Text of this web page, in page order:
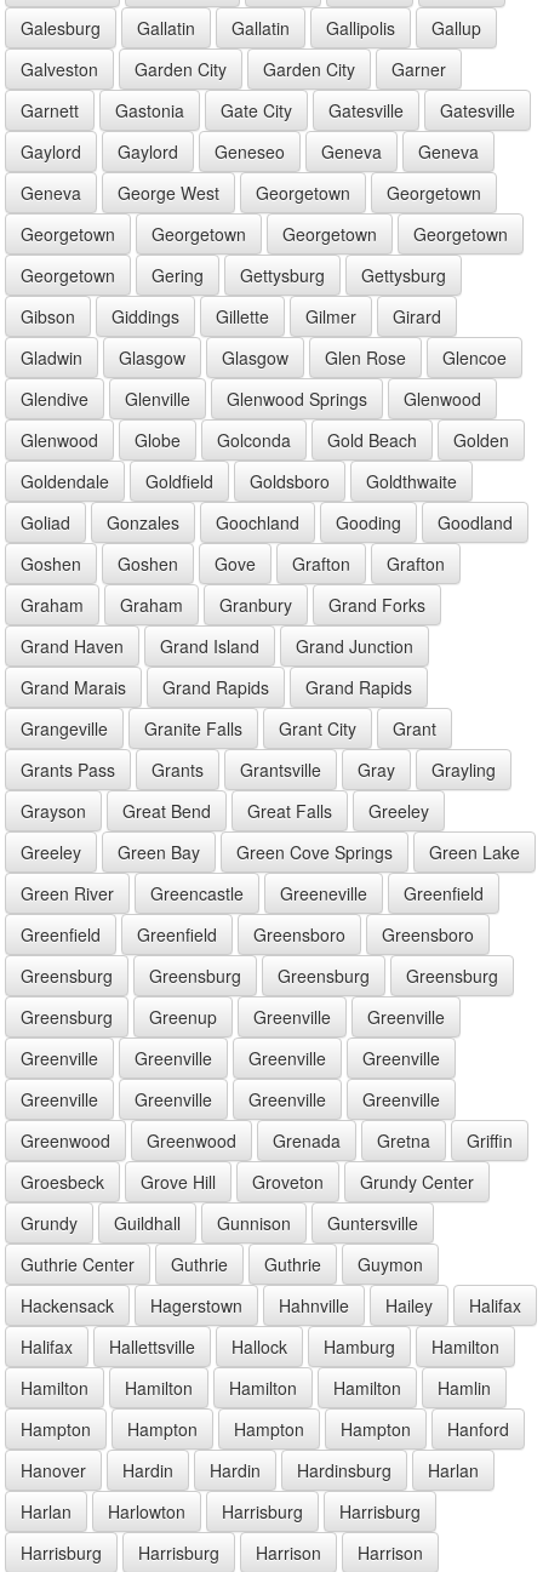
Galesburg
Gallatin Gallatin Gallipolis
Gallup
Galveston
Garden City Garden City
Garner
Garnett
Gastonia Gate City Gatesville
Gatesville
Gaylord
Gaylord Geneseo Geneva
Geneva
Geneva
George West Georgetown
Georgetown
Georgetown
Georgetown Georgetown
Georgetown
Georgetown
Gering Gettysburg
Gettysburg
Gibson
Giddings Gillette Gilmer
Girard
Gladwin
Glasgow Glasgow Glen Rose
Glencoe
Glendive
Glenville Glenwood Springs
Glenwood
Glenwood
Globe Golconda Gold Beach
Golden
Goldendale
Goldfield Goldsboro
Goldthwaite
Goliad
Gonzales Goochland Gooding
Goodland
Goshen
Goshen Gove Grafton
Grafton
Graham
Graham Granbury
Grand Forks
Grand Haven
Grand Island
Grand Junction
Grand Marais
Grand Rapids
Grand Rapids
Grangeville
Granite Falls Grant City
Grant
Grants Pass
Grants Grantsville Gray
Grayling
Grayson
Great Bend Great Falls
Greeley
Greeley
Green Bay Green Cove Springs
Green Lake
Green River
Greencastle Greeneville
Greenfield
Greenfield
Greenfield Greensboro
Greensboro
Greensburg
Greensburg Greensburg
Greensburg
Greensburg
Greenup Greenville
Greenville
Greenville
Greenville Greenville
Greenville
Greenville
Greenville Greenville
Greenville
Greenwood
Greenwood Grenada Gretna
Griffin
Groesbeck
Grove Hill Groveton
Grundy Center
Grundy
Guildhall Gunnison
Guntersville
Guthrie Center
Guthrie Guthrie
Guymon
Hackensack
Hagerstown Hahnville Hailey
Halifax
Halifax
Hallettsville Hallock Hamburg
Hamilton
Hamilton
Hamilton Hamilton Hamilton
Hamlin
Hampton
Hampton Hampton Hampton
Hanford
Hanover
Hardin Hardin Hardinsburg
Harlan
Harlan
Harlowton Harrisburg
Harrisburg
Harrisburg
Harrisburg Harrison
Harrison